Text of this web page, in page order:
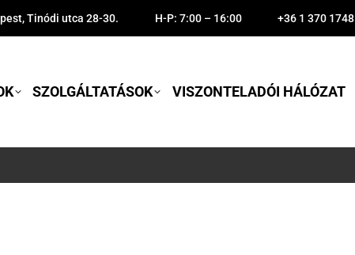
Tinódi utca 28-30. H-P: 7:00 – 16:00 +36 1 370 1748
SZOLGÁLTATÁSOK VISZONTELADÓI HÁLÓZAT